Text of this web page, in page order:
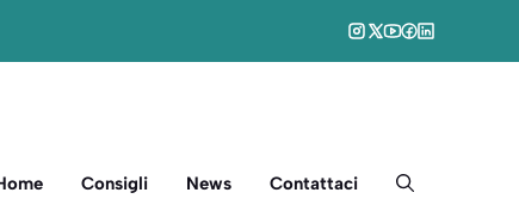
Consigli News Contattaci